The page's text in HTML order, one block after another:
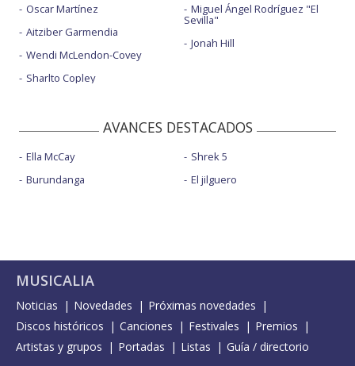
Oscar Martínez
Aitziber Garmendia
Wendi McLendon-Covey
Sharlto Copley
Miguel Ángel Rodríguez "El
Sevilla"
Jonah Hill
AVANCES DESTACADOS
Ella McCay
Burundanga
Shrek 5
El jilguero
MUSICALIA
Noticias Novedades
Próximas novedades
Discos históricos
Canciones Festivales
Premios
Artistas y grupos
Portadas Listas Guía / directorio